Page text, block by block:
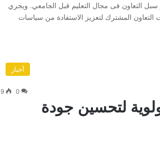
التعاون فى مجال التعليم قبل الجامعي. ويجري
التعاون المشترك لتعزيز الاستفادة من سياسات
أخبار
0
9
لتحسين جودة